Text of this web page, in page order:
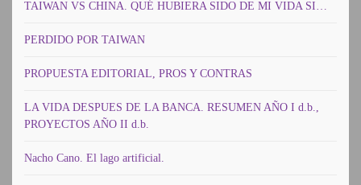
TAIWAN VS CHINA. QUÉ HUBIERA SIDO DE MI VIDA SI…
PERDIDO POR TAIWAN
PROPUESTA EDITORIAL, PROS Y CONTRAS
LA VIDA DESPUES DE LA BANCA. RESUMEN AÑO I d.b.,
PROYECTOS AÑO II d.b.
Nacho Cano. El lago artificial.